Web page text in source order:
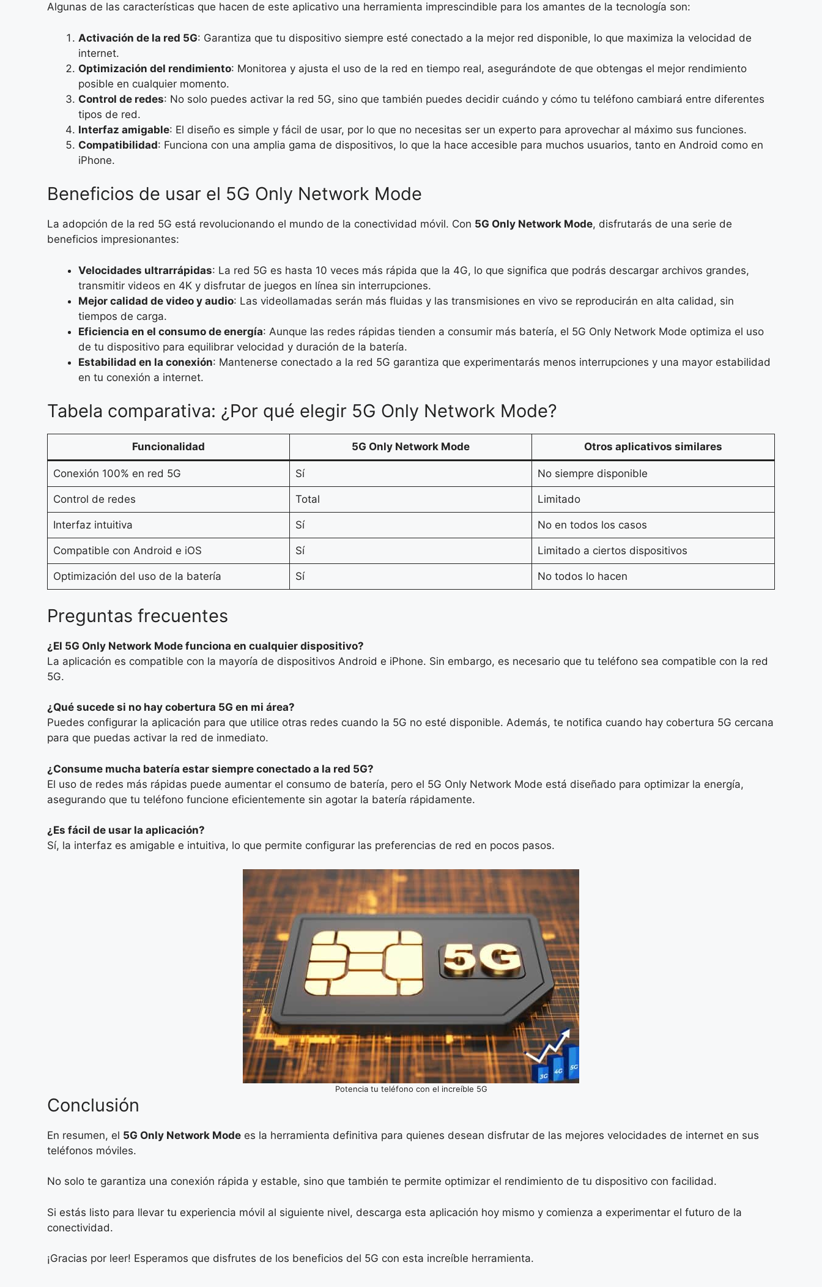
Algunas de las características que hacen de este aplicativo una herramienta imprescindible para los amantes de la tecnología son:
Activación de la red 5G: Garantiza que tu dispositivo siempre esté conectado a la mejor red disponible, lo que maximiza la velocidad de
internet.
Optimización del rendimiento: Monitorea y ajusta el uso de la red en tiempo real, asegurándote de que obtengas el mejor rendimiento
posible en cualquier momento.
Control de redes: No solo puedes activar la red 5G, sino que también puedes decidir cuándo y cómo tu teléfono cambiará entre diferentes
tipos de red.
Interfaz amigable: El diseño es simple y fácil de usar, por lo que no necesitas ser un experto para aprovechar al máximo sus funciones.
Compatibilidad: Funciona con una amplia gama de dispositivos, lo que la hace accesible para muchos usuarios, tanto en Android como en
iPhone.
Beneficios de usar el 5G Only Network Mode
La adopción de la red 5G está revolucionando el mundo de la conectividad móvil. Con 5G Only Network Mode, disfrutarás de una serie de
beneficios impresionantes:
Velocidades ultrarrápidas: La red 5G es hasta 10 veces más rápida que la 4G, lo que significa que podrás descargar archivos grandes,
transmitir videos en 4K y disfrutar de juegos en línea sin interrupciones.
Mejor calidad de video y audio: Las videollamadas serán más fluidas y las transmisiones en vivo se reproducirán en alta calidad, sin
tiempos de carga.
Eficiencia en el consumo de energía: Aunque las redes rápidas tienden a consumir más batería, el 5G Only Network Mode optimiza el uso
de tu dispositivo para equilibrar velocidad y duración de la batería.
Estabilidad en la conexión: Mantenerse conectado a la red 5G garantiza que experimentarás menos interrupciones y una mayor estabilidad
en tu conexión a internet.
Tabela comparativa: ¿Por qué elegir 5G Only Network Mode?
Funcionalidad 5G Only Network Mode Otros aplicativos similares
Conexión 100% en red 5G Sí No siempre disponible
Control de redes Total Limitado
Interfaz intuitiva Sí No en todos los casos
Compatible con Android e iOS Sí Limitado a ciertos dispositivos
Optimización del uso de la batería Sí No todos lo hacen
Preguntas frecuentes
¿El 5G Only Network Mode funciona en cualquier dispositivo?
La aplicación es compatible con la mayoría de dispositivos Android e iPhone. Sin embargo, es necesario que tu teléfono sea compatible con la red
5G.
¿Qué sucede si no hay cobertura 5G en mi área?
Puedes configurar la aplicación para que utilice otras redes cuando la 5G no esté disponible. Además, te notifica cuando hay cobertura 5G cercana
para que puedas activar la red de inmediato.
¿Consume mucha batería estar siempre conectado a la red 5G?
El uso de redes más rápidas puede aumentar el consumo de batería, pero el 5G Only Network Mode está diseñado para optimizar la energía,
asegurando que tu teléfono funcione eficientemente sin agotar la batería rápidamente.
¿Es fácil de usar la aplicación?
Sí, la interfaz es amigable e intuitiva, lo que permite configurar las preferencias de red en pocos pasos.
Potencia tu teléfono con el increíble 5G
Conclusión
En resumen, el 5G Only Network Mode es la herramienta definitiva para quienes desean disfrutar de las mejores velocidades de internet en sus
teléfonos móviles.
No solo te garantiza una conexión rápida y estable, sino que también te permite optimizar el rendimiento de tu dispositivo con facilidad.
Si estás listo para llevar tu experiencia móvil al siguiente nivel, descarga esta aplicación hoy mismo y comienza a experimentar el futuro de la
conectividad.
¡Gracias por leer! Esperamos que disfrutes de los beneficios del 5G con esta increíble herramienta.